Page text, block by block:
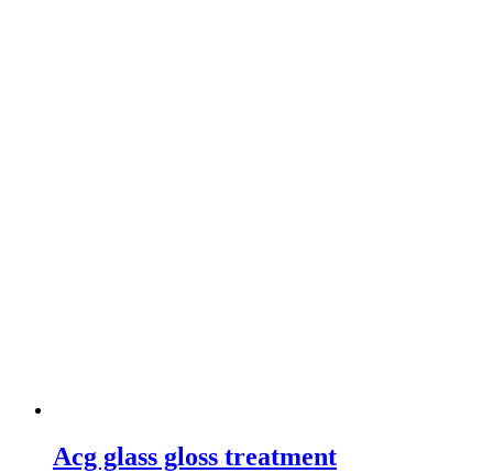
Acg glass gloss treatment